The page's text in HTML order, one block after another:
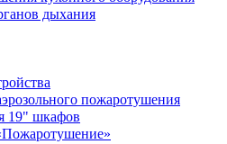
дыхания
пожаротушения
19" шкафов